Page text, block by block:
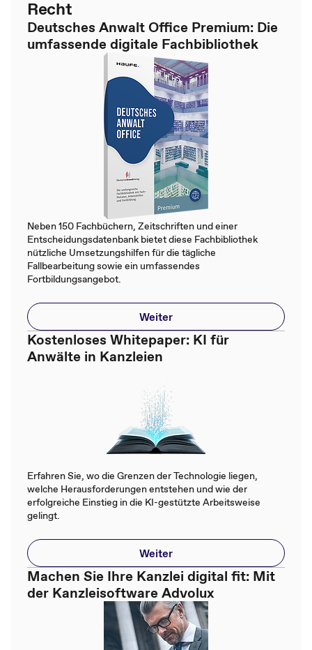
Recht
Deutsches Anwalt Office Premium: Die
umfassende digitale Fachbibliothek
Neben 150 Fachbüchern, Zeitschriften und einer
Entscheidungsdatenbank bietet diese Fachbibliothek
nützliche Umsetzungshilfen für die tägliche
Fallbearbeitung sowie ein umfassendes
Fortbildungsangebot.
Weiter
Kostenloses Whitepaper: KI für
Anwälte in Kanzleien
Erfahren Sie, wo die Grenzen der Technologie liegen,
welche Herausforderungen entstehen und wie der
erfolgreiche Einstieg in die KI-gestützte Arbeitsweise
gelingt.
Weiter
Machen Sie Ihre Kanzlei digital fit: Mit
der Kanzleisoftware Advolux